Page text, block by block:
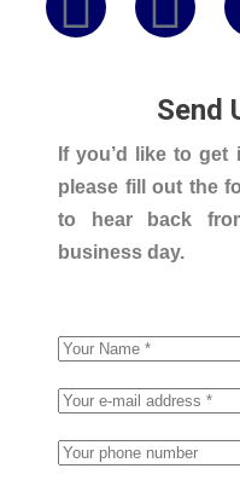
Send
If you’d like to
please fill out the
to hear back
business day.